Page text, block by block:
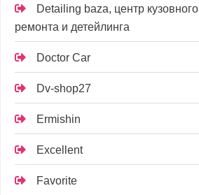
Detailing baza, центр кузовного
ремонта и детейлинга
Doctor Car
Dv-shop27
Ermishin
Excellent
Favorite